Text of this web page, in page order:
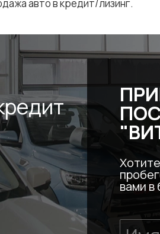
авто в кредит/лизинг.
вами